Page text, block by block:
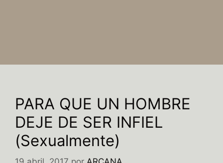
PARA QUE UN HOMBRE
DEJE DE SER INFIEL
(Sexualmente)